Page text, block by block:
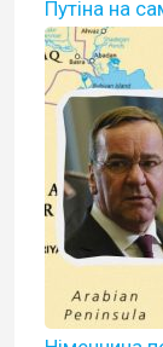
Путіна на